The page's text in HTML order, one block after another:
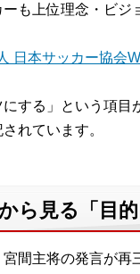
も上位理念・ビジ
日本サッカー協会
する」という項
れています。
ら見る「目的
間主将の発言が